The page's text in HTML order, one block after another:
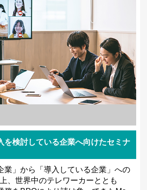
を検討している企業へ向けたセミナ
業」から「導入している企業」への
、世界中のテレワーカーととも